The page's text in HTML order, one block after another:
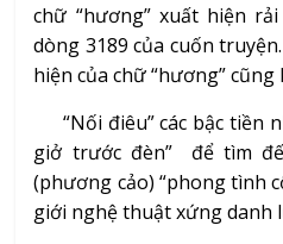
chữ “hương” xuất hiện
dòng 3189 của cuốn
hiện của chữ “hương” cũng
“Nối điêu” các bậc tiền
giở trước đèn” để tìm
(phương cảo) “phong tình
giới nghệ thuật xứng danh